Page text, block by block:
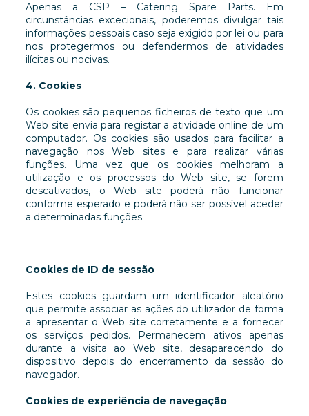
Apenas a CSP – Catering Spare Parts. Em
circunstâncias excecionais, poderemos divulgar tais
informações pessoais caso seja exigido por lei ou para
nos protegermos ou defendermos de atividades
ilícitas ou nocivas.
4. Cookies
Os cookies são pequenos ficheiros de texto que um
Web site envia para registar a atividade online de um
computador. Os cookies são usados para facilitar a
navegação nos Web sites e para realizar várias
funções. Uma vez que os cookies melhoram a
utilização e os processos do Web site, se forem
descativados, o Web site poderá não funcionar
conforme esperado e poderá não ser possível aceder
a determinadas funções.
Cookies de ID de sessão
Estes cookies guardam um identificador aleatório
que permite associar as ações do utilizador de forma
a apresentar o Web site corretamente e a fornecer
os serviços pedidos. Permanecem ativos apenas
durante a visita ao Web site, desaparecendo do
dispositivo depois do encerramento da sessão do
navegador.
Cookies de experiência de navegação